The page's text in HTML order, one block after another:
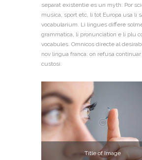
separat existentie es un myth. Por
musica, sport etc, li tot Europa usa li
vocabularium. Li lingues differe
grammatica, li pronunciation e li plu
vocabules. Omnicos directe al
nov lingua franca: on refusa
custosi.
Title of Image